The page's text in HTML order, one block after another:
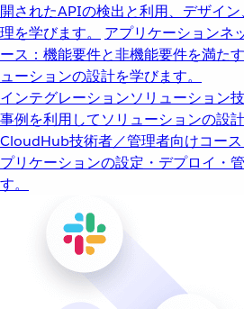
開されたAPIの検出と利用、デザイ
理を学びます。
アプリケーションネ
ース：機能要件と非機能要件を満た
ューションの設計を学びます。
インテグレーションソリューション
事例を利用してソリューションの設計
CloudHub技術者／管理者向けコー
プリケーションの設定・デプロイ・
す。